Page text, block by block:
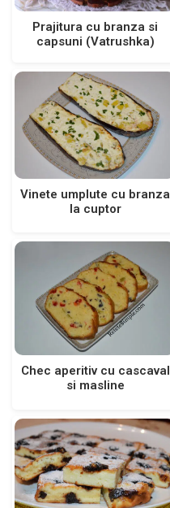
Prajitura cu branza si
capsuni (Vatrushka)
Vinete umplute cu branza
la cuptor
Chec aperitiv cu cascaval
si masline